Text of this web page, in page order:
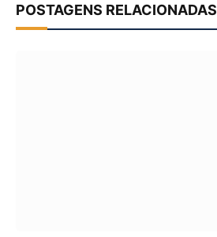
POSTAGENS RELACIONADAS